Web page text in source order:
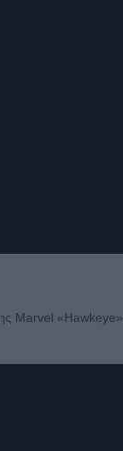
Marvel «Hawkeye».